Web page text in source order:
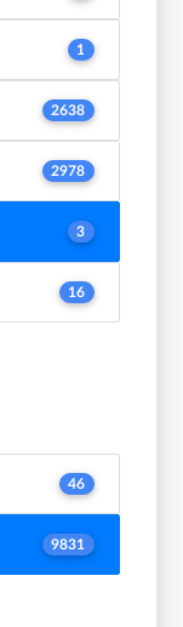
1
2638
2978
3
16
46
9831